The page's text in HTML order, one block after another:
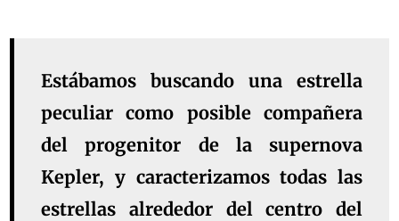
Estábamos buscando una estrella
peculiar como posible compañera
del progenitor de la supernova
Kepler, y caracterizamos todas las
estrellas alrededor del centro del